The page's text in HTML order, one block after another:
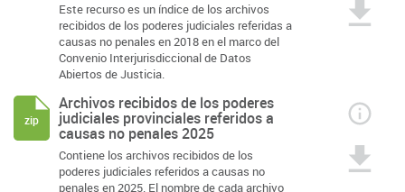
Este recurso es un índice de los archivos
recibidos de los poderes judiciales referidas a
causas no penales en 2018 en el marco del
Convenio Interjurisdiccional de Datos
Abiertos de Justicia.
Archivos recibidos de los poderes
judiciales provinciales referidos a
causas no penales 2025
Contiene los archivos recibidos de los
poderes judiciales referidos a causas no
penales en 2025. El nombre de cada archivo
zip